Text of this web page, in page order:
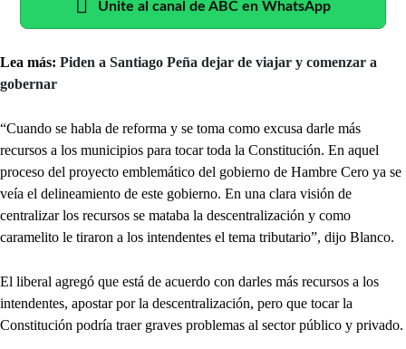
Unite al canal de ABC en WhatsApp
Lea más: Piden a Santiago Peña dejar de viajar y comenzar a
gobernar
“Cuando se habla de reforma y se toma como excusa darle más
recursos a los municipios para tocar toda la Constitución. En aquel
proceso del proyecto emblemático del gobierno de Hambre Cero ya se
veía el delineamiento de este gobierno. En una clara visión de
centralizar los recursos se mataba la descentralización y como
caramelito le tiraron a los intendentes el tema tributario”, dijo Blanco.
El liberal agregó que está de acuerdo con darles más recursos a los
intendentes, apostar por la descentralización, pero que tocar la
Constitución podría traer graves problemas al sector público y privado.